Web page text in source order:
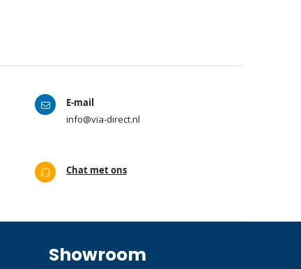
E-mail
info@via-direct.nl
Chat met ons
Showroom